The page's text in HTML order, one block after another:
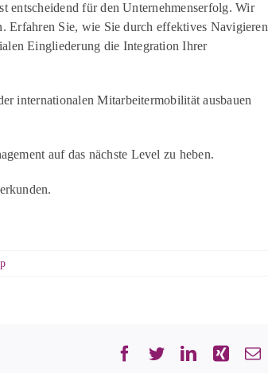
entscheidend für den Unternehmenserfolg. Wir
Erfahren Sie, wie Sie durch effektives Navigieren
Eingliederung die Integration Ihrer
internationalen Mitarbeitermobilität ausbauen
auf das nächste Level zu heben.
Facebook
TwitterLinkedIn
XingE-